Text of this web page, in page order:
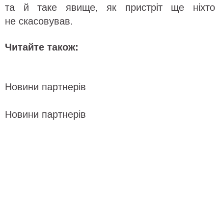
та й таке явище, як пристріт ще ніхто
не скасовував.
Читайте також:
Новини партнерів
Новини партнерів